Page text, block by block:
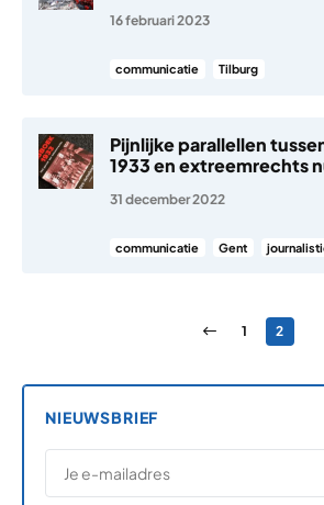
16 februari 2023
communicatie Tilburg
Pijnlijke parallellen
1933 en extreemrechts
31 december 2022
communicatie Gent
Berichten paginering
Vorige pagina
Pagina
1 Pagina
2
NIEUWSBRIEF
E-MAILADRES
*